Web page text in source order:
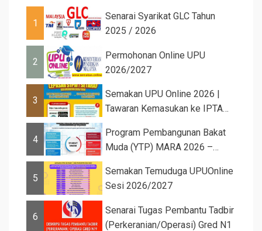
1
Senarai Syarikat GLC Tahun
2025 / 2026
2
Permohonan Online UPU
2026/2027
3
Semakan UPU Online 2026 |
Tawaran Kemasukan ke IPTA
4
Program Pembangunan Bakat
Muda (YTP) MARA 2026 –
5
Semakan Temuduga UPUOnline
Sesi 2026/2027
6
Senarai Tugas Pembantu Tadbir
(Perkeranian/Operasi) Gred N1